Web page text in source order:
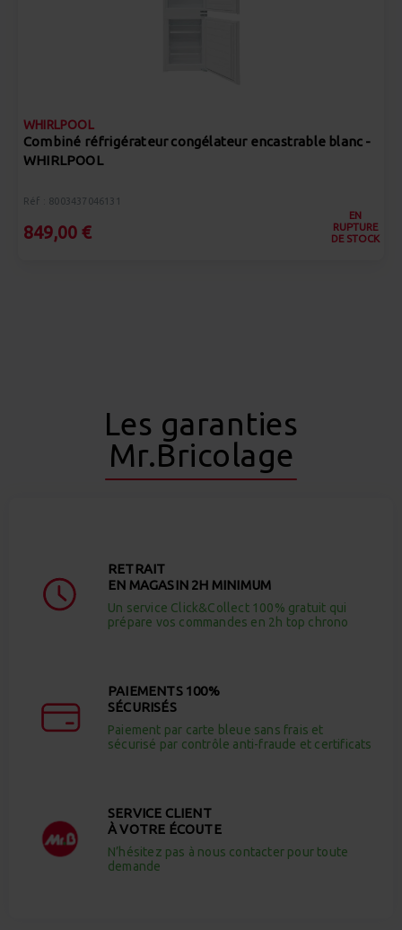
WHIRLPOOL
Combiné réfrigérateur congélateur encastrable blanc -
WHIRLPOOL
Réf : 8003437046131
849,00 €
EN
RUPTURE
DE STOCK
Les garanties
Mr.Bricolage
RETRAIT
EN MAGASIN 2H MINIMUM
Un service Click&Collect 100% gratuit qui
prépare vos commandes en 2h top chrono
PAIEMENTS 100%
SÉCURISÉS
Paiement par carte bleue sans frais et
sécurisé par contrôle anti-fraude et certificats
SERVICE CLIENT
À VOTRE ÉCOUTE
N’hésitez pas à nous contacter pour toute
demande